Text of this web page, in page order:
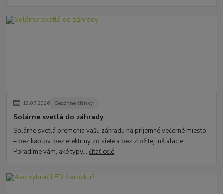
18.07.2026 Sezónne články
Solárne svetlá do záhrady
Solárne svetlá premenia vašu záhradu na príjemné večerné miesto
– bez káblov, bez elektriny zo siete a bez zložitej inštalácie.
Poradíme vám, aké typy...čítať celé